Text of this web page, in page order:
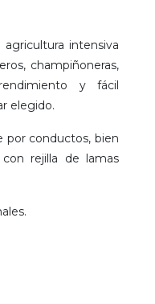
intensiva
champiñoneras,
y fácil
elegido.
por conductos, bien
rejilla de lamas